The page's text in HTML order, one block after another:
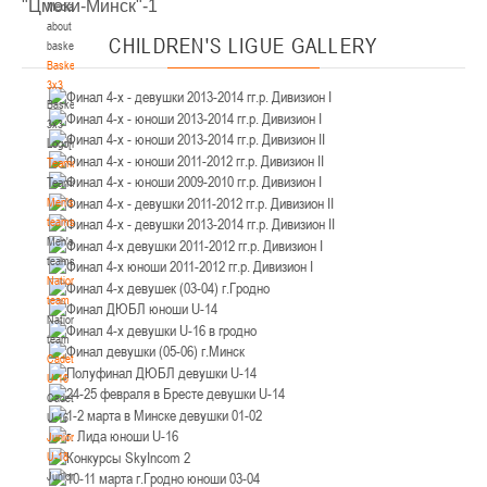
Media
about
basketball
Basketball
3x3
Basketball
3x3
Logo[modid=121]
Teams
Teams
Men's
teams
Men's
teams
National
team
National
team
Cadets
U-16
Cadets
U-16
Juniors
U-18
Juniors
IV тур – юноши 2014-2015 гг.р., Дивизион 2, 21-22 марта 2026 г., г. Минск, ул.
Уральская 3А
18-19.03.2026
Брест
U-16, девушки
IV тур – девушки 2010-2011 гг.р., дивизион 2, 18-19 марта 2026 г., г. Брест, ул.
ул. Ленинградская, 4
17-18.03.2026
Гродно
U-14
IV тур – девушки 2012-2013 гг.р., дивизион 2, 17-18 марта 2026 г., г. Гродно,
ул. Врублевского, 92
14-15.03.2026
III тур – девушки 2010-2011 гг.р., Дивизион 1, 14-15 марта 2026 г., г. Минск, ул.
"Цмоки-Минск"-1
CHILDREN'S LIGUE GALLERY